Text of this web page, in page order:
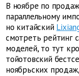
В ноябре по
параллельному
но китайский
смотреть рейтинг
моделей, то тут
тойотовский
ноябрьских